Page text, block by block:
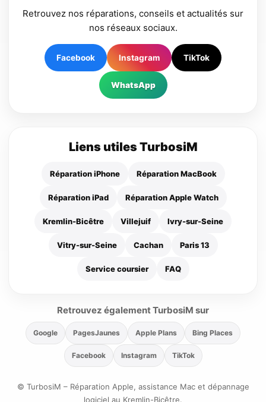
Retrouvez nos réparations, conseils et actualités sur
nos réseaux sociaux.
Facebook Instagram TikTok
WhatsApp
Liens utiles TurbosiM
Réparation iPhone Réparation MacBook
Réparation iPad Réparation Apple Watch
Kremlin-Bicêtre Villejuif Ivry-sur-Seine
Vitry-sur-Seine Cachan Paris 13
Service coursier FAQ
Retrouvez également TurbosiM sur
Google PagesJaunes Apple Plans Bing Places
Facebook Instagram TikTok
© TurbosiM – Réparation Apple, assistance Mac et dépannage
logiciel au Kremlin-Bicêtre.